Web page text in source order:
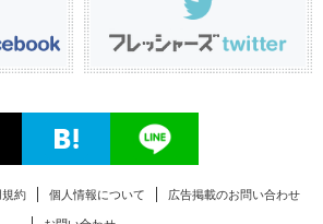
約 個人情報について 広告掲載のお問い合わせ